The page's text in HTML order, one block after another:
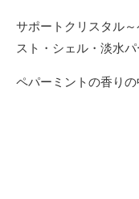
サポートクリスタル
スト・シェル・淡水
ペパーミントの香り